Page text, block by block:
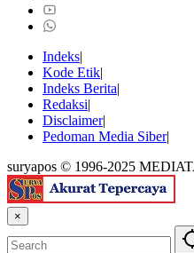
Indeks
Kode Etik
Indeks Berita
Redaksi
Disclaimer
Pedoman Media Siber
suryapos © 1996-2025
×